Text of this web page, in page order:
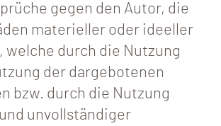
gegen den Autor, die
materieller oder ideeller
welche durch die Nutzung
der dargebotenen
bzw. durch die Nutzung
unvollständiger